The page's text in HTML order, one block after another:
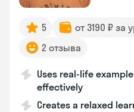
5 от 3190 ₽ за
2 отзыва
Uses real-life
effectively
Creates a relaxed